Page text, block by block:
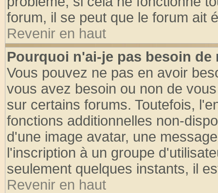
forum, il se peut que le forum ait
Revenir en haut
Pourquoi n'ai-je pas besoin de
Vous pouvez ne pas en avoir
vous avez besoin ou non de
sur certains forums. Toutefois,
fonctions additionnelles non-
d'une image avatar, une
l'inscription à un groupe
seulement quelques instants, il
Revenir en haut